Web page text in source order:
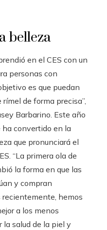
belleza
en el CES con un
personas con
es que puedan
de forma precisa”,
Barbarino. Este año
ha convertido en la
que pronunciará el
“La primera ola de
la forma en que las
y compran
recientemente, hemos
a los menos
la salud de la piel y